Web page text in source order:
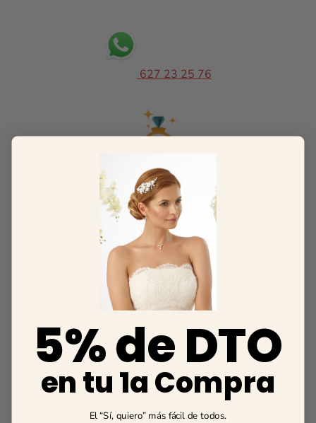
627 23 25 76
5% de DTO
en tu 1a Compra
El “Sí, quiero” más fácil de todos.